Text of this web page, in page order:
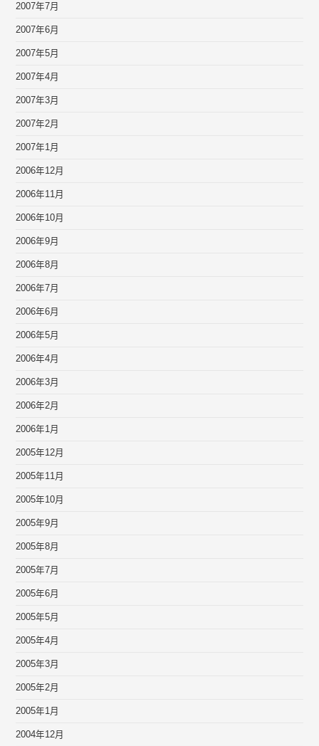
2007年7月
2007年6月
2007年5月
2007年4月
2007年3月
2007年2月
2007年1月
2006年12月
2006年11月
2006年10月
2006年9月
2006年8月
2006年7月
2006年6月
2006年5月
2006年4月
2006年3月
2006年2月
2006年1月
2005年12月
2005年11月
2005年10月
2005年9月
2005年8月
2005年7月
2005年6月
2005年5月
2005年4月
2005年3月
2005年2月
2005年1月
2004年12月